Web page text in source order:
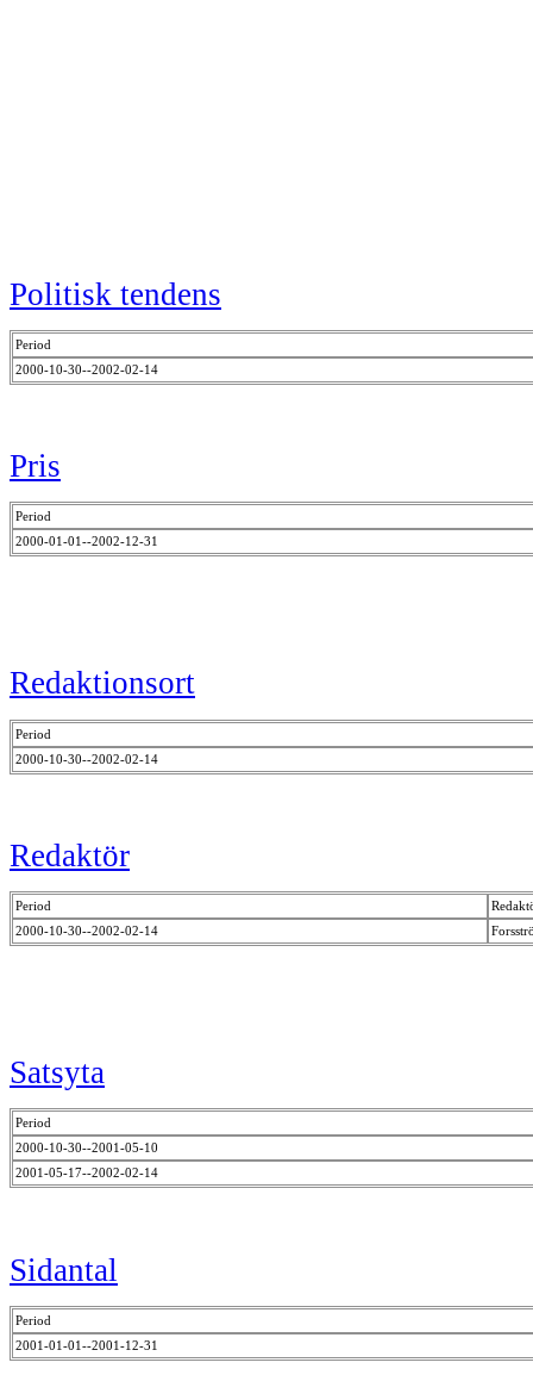
Politisk tendens
Period
2000-10-30--2002-02-14
Pris
Period
2000-01-01--2002-12-31
Redaktionsort
Period
2000-10-30--2002-02-14
Redaktör
Period
2000-10-30--2002-02-14
Satsyta
Period
2000-10-30--2001-05-10
2001-05-17--2002-02-14
Sidantal
Period
2001-01-01--2001-12-31